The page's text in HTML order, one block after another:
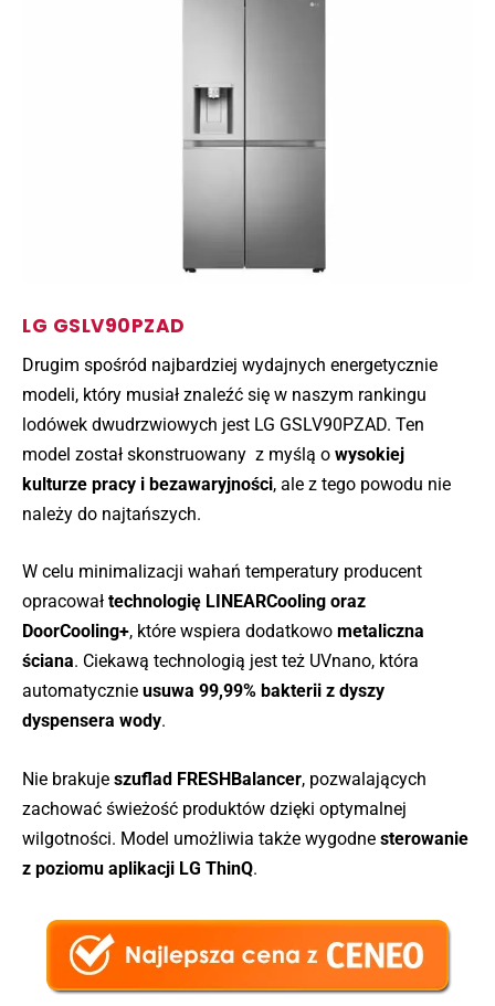
LG GSLV90PZAD
Drugim spośród najbardziej wydajnych energetycznie
modeli, który musiał znaleźć się w naszym rankingu
lodówek dwudrzwiowych jest LG GSLV90PZAD. Ten
model został skonstruowany z myślą o wysokiej
kulturze pracy i bezawaryjności, ale z tego powodu nie
należy do najtańszych.
W celu minimalizacji wahań temperatury producent
opracował technologię LINEARCooling oraz
DoorCooling+, które wspiera dodatkowo metaliczna
ściana. Ciekawą technologią jest też UVnano, która
automatycznie usuwa 99,99% bakterii z dyszy
dyspensera wody.
Nie brakuje szuflad FRESHBalancer, pozwalających
zachować świeżość produktów dzięki optymalnej
wilgotności. Model umożliwia także wygodne sterowanie
z poziomu aplikacji LG ThinQ.